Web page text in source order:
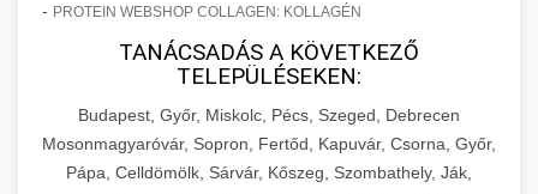
- PROTEIN WEBSHOP COLLAGEN: KOLLAGÉN
TANÁCSADÁS A KÖVETKEZŐ
TELEPÜLÉSEKEN:
Budapest, Győr, Miskolc, Pécs, Szeged, Debrecen
Mosonmagyaróvár, Sopron, Fertőd, Kapuvár, Csorna, Győr,
Pápa, Celldömölk, Sárvár, Kőszeg, Szombathely, Ják,